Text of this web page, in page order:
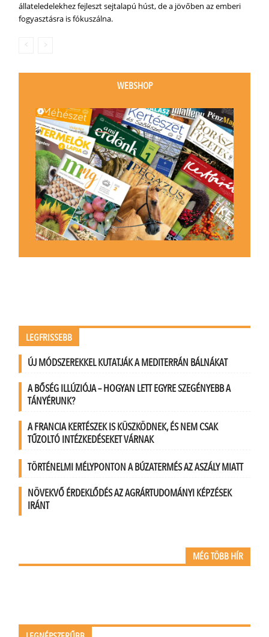
állateledelekhez fejleszt sejtalapú húst, de a jövőben az emberi
fogyasztásra is fókuszálna.
WEBSHOP
LEGFRISSEBB
ÚJ MÓDSZEREKKEL KUTATJÁK A MEDITERRÁN BÁLNÁKAT
A BŐSÉG ILLÚZIÓJA – HOGYAN LETT EGYRE SZEGÉNYEBB A
TÁNYÉRUNK?
A FRANCIA KERTÉSZEK IS KÜSZKÖDNEK, ÉS NEM CSAK
TŰZOLTÓ INTÉZKEDÉSEKET VÁRNAK
TÖRTÉNELMI MÉLYPONTON A BÚZATERMÉS AZ ASZÁLY MIATT
NÖVEKVŐ ÉRDEKLŐDÉS AZ AGRÁRTUDOMÁNYI KÉPZÉSEK
IRÁNT
MÉG TÖBB HÍR